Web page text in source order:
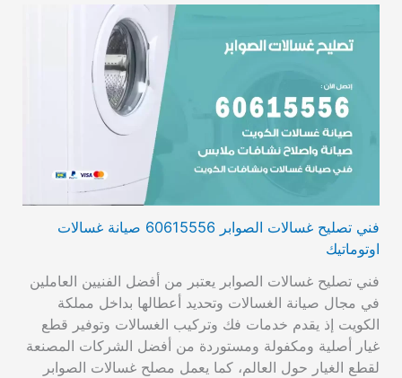
فني تصليح غسالات الصوابر 60615556 صيانة غسالات
اوتوماتيك
فني تصليح غسالات الصوابر يعتبر من أفضل الفنيين العاملين
في مجال صيانة الغسالات وتحديد أعطالها بداخل مملكة
الكويت إذ يقدم خدمات فك وتركيب الغسالات وتوفير قطع
غيار أصلية ومكفولة ومستوردة من أفضل الشركات المصنعة
لقطع الغيار حول العالم، كما يعمل مصلح غسالات الصوابر